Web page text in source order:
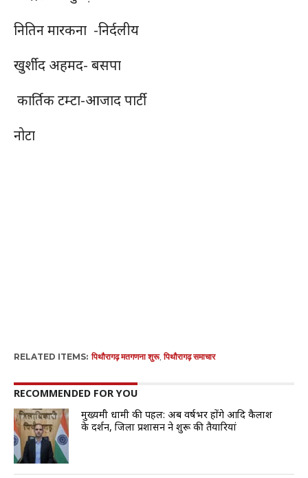
नितिन मारकना -निर्दलीय
खुर्शीद अहमद- बसपा
कार्तिक टम्टा-आजाद पार्टी
नोटा
RELATED ITEMS: पिथौरागढ़ मतगणना शुरू,पिथौरागढ़ समाचार
RECOMMENDED FOR YOU
मुख्यमंत्री धामी की पहल: अब वर्षभर होंगे आदि कैलाश
के दर्शन, जिला प्रशासन ने शुरू की तैयारियां